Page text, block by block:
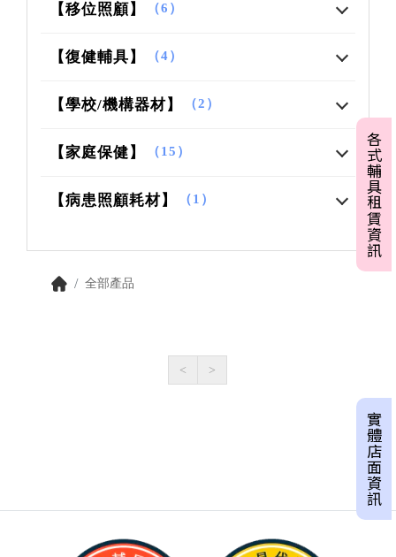
各式輔具租賃資訊
【移位照顧】 （6）
【復健輔具】 （4）
【學校/機構器材】 （2）
【家庭保健】 （15）
【病患照顧耗材】 （1）
全部產品
< >
實體店面資訊